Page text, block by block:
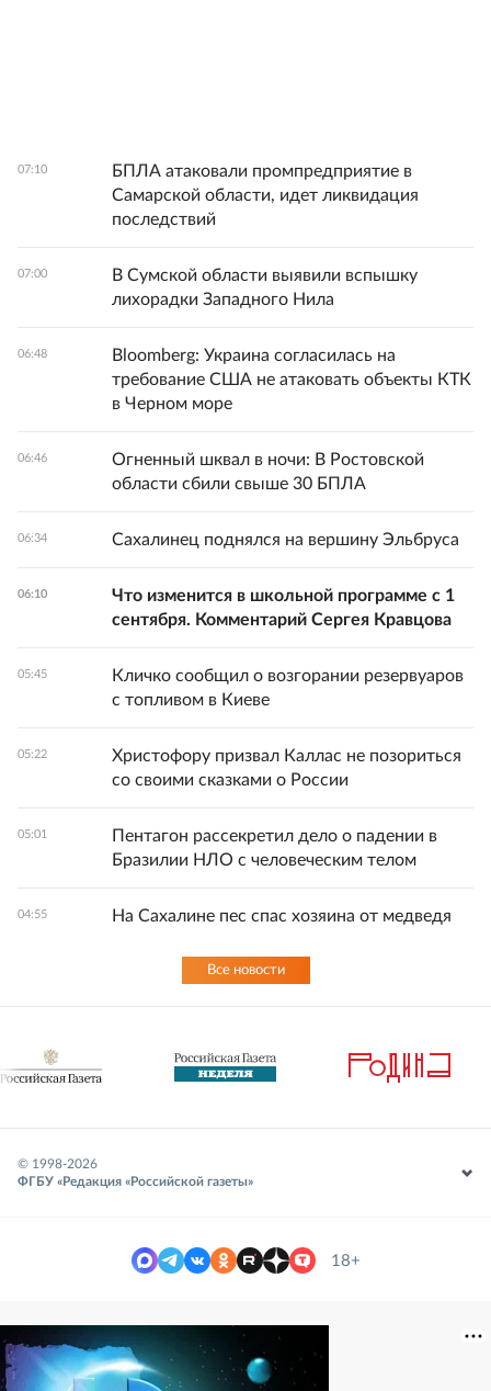
07:10
БПЛА атаковали промпредприятие в
Самарской области, идет ликвидация
последствий
07:00
В Сумской области выявили вспышку
лихорадки Западного Нила
06:48
Bloomberg: Украина согласилась на
требование США не атаковать объекты КТК
в Черном море
06:46
Огненный шквал в ночи: В Ростовской
области сбили свыше 30 БПЛА
06:34 Сахалинец поднялся на вершину Эльбруса
06:10
Что изменится в школьной программе с 1
сентября. Комментарий Сергея Кравцова
05:45
Кличко сообщил о возгорании резервуаров
с топливом в Киеве
05:22
Христофору призвал Каллас не позориться
со своими сказками о России
05:01
Пентагон рассекретил дело о падении в
Бразилии НЛО с человеческим телом
04:55 На Сахалине пес спас хозяина от медведя
Все новости
© 1998-2026
ФГБУ «Редакция «Российской газеты»
18+